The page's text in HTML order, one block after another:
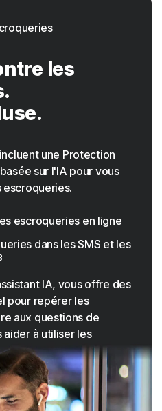
les
une Protection
sur l'IA pour vous
escroqueries en ligne
dans les SMS et les
IA, vous offre des
pour repérer les
aux questions de
à utiliser les